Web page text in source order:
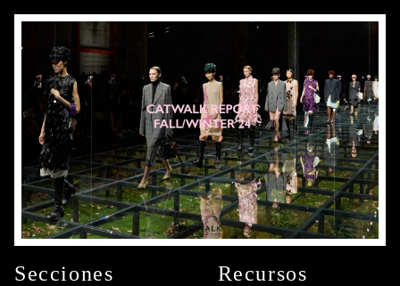
Secciones
Recursos